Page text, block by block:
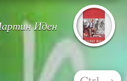
Иден